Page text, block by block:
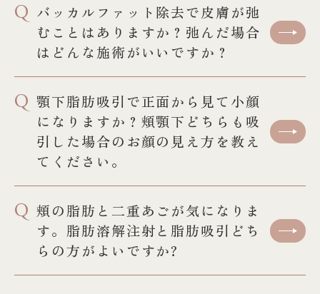
Q バッカルファット除去で皮膚が弛
むことはありますか？弛んだ場合
はどんな施術がいいですか？
Q 顎下脂肪吸引で正面から見て小顔
になりますか？頬顎下どちらも吸
引した場合のお顔の見え方を教え
てください。
Q 頬の脂肪と二重あごが気になりま
す。脂肪溶解注射と脂肪吸引どち
らの方がよいですか?